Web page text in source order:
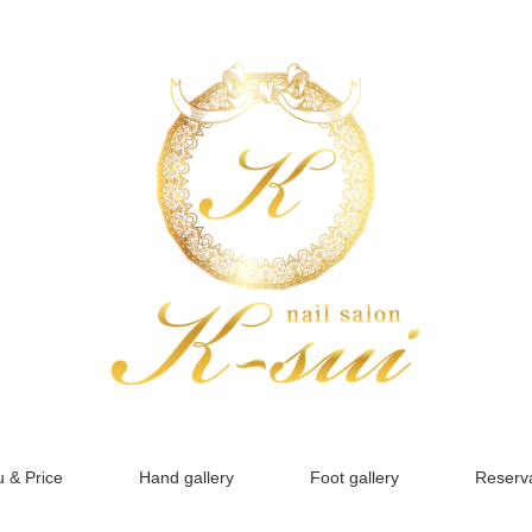
& Price Hand gallery Foot gallery